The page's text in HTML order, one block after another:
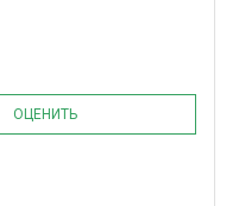
ОЦЕНИТЬ